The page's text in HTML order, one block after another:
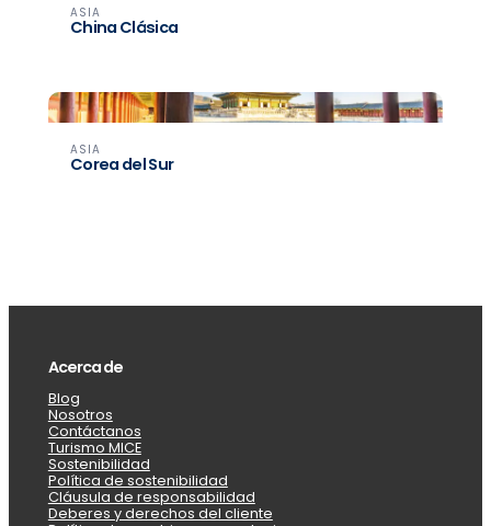
ASIA
China Clásica
ASIA
Corea del Sur
Acerca de
Blog
Nosotros
Contáctanos
Turismo MICE
Sostenibilidad
Política de sostenibilidad
Cláusula de responsabilidad
Deberes y derechos del cliente